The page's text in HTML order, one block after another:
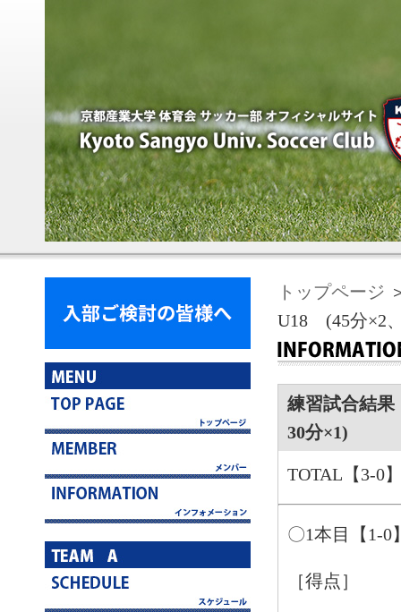
トップページ
U18 (45分×2
練習試合結
30分×1)
TOTAL【3-0
〇1本目【1-0
［得点］